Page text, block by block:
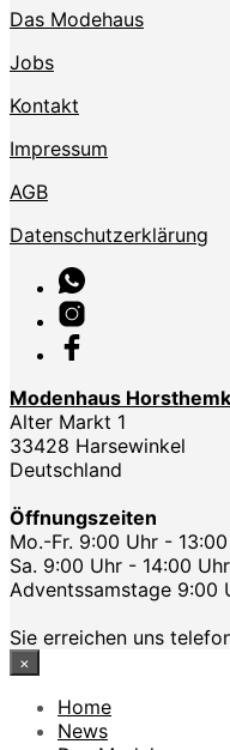
Das Modehaus
Jobs
Kontakt
Impressum
AGB
Datenschutzerklärung
Modenhaus
Alter Markt 1
33428 Harsewinkel
Deutschland
Öffnungszeiten
Mo.-Fr. 9:00 Uhr -
Sa. 9:00 Uhr - 14:00 Uhr
Adventssamstage 9:00
Sie erreichen uns
×
Home
News